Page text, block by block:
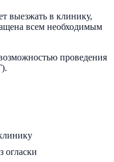
выезжать в клинику,
всем необходимым
проведения
огласки